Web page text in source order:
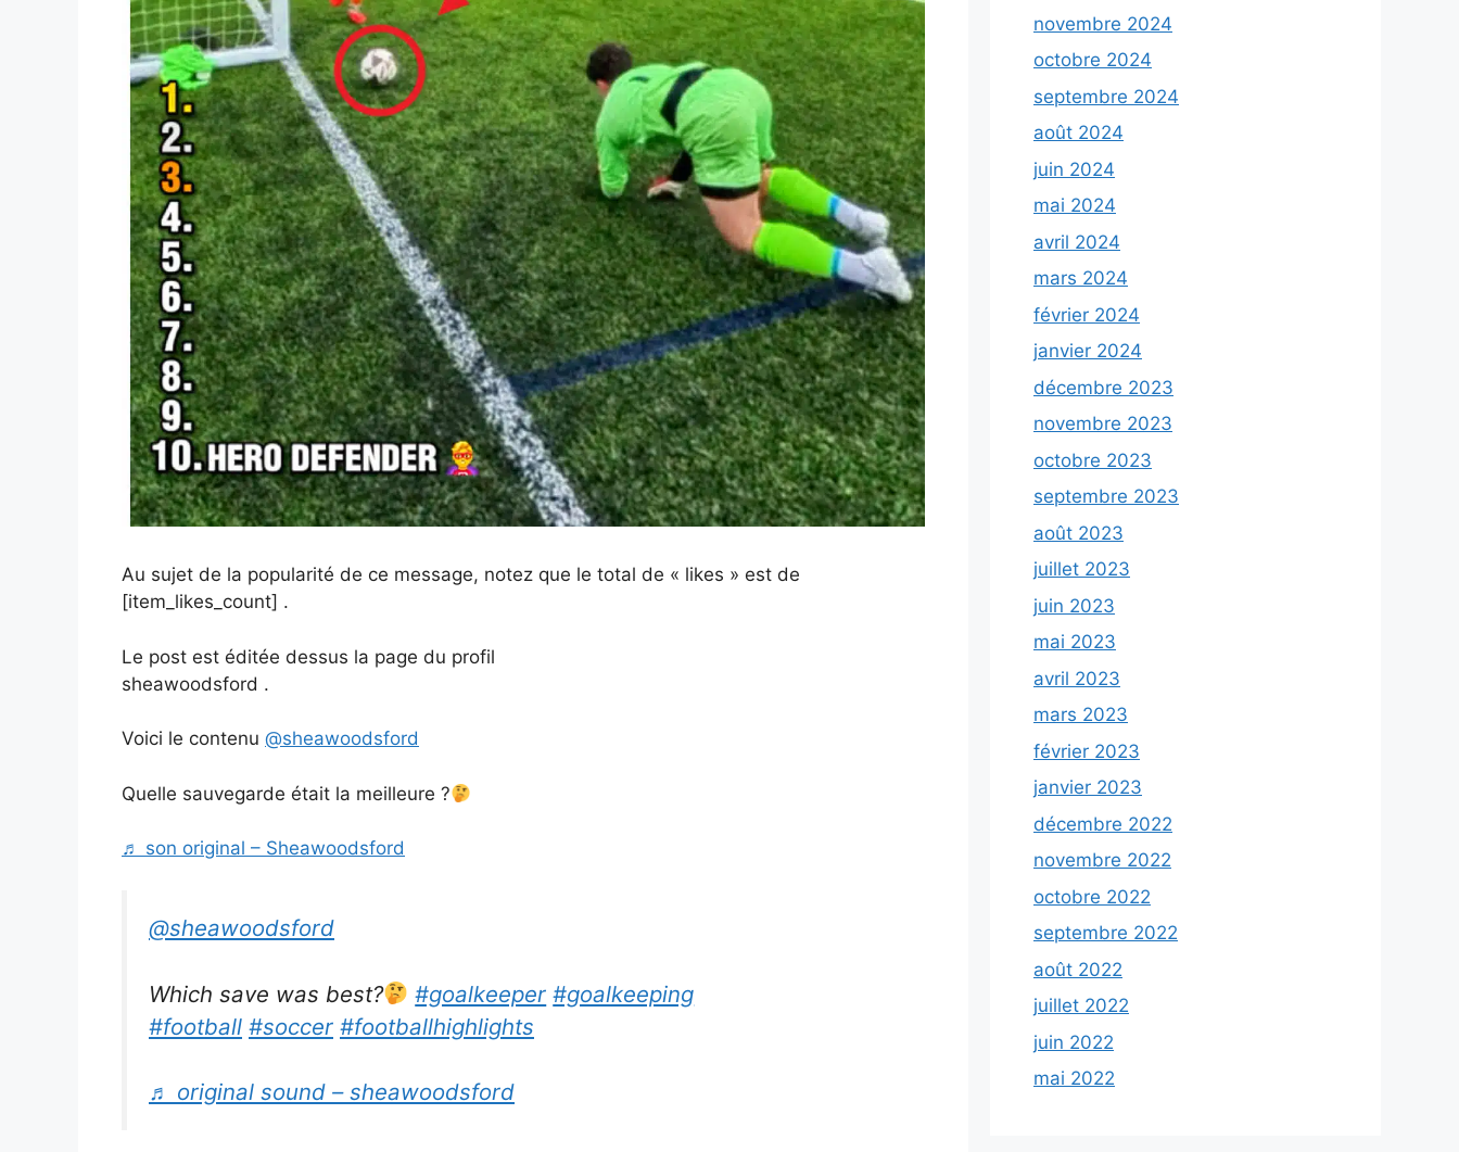
Au sujet de la popularité de ce message, notez que le total de « likes » est de
[item_likes_count] .
Le post est éditée dessus la page du profil
sheawoodsford .
Voici le contenu @sheawoodsford
Quelle sauvegarde était la meilleure ?
♬ son original – Sheawoodsford
@sheawoodsford
Which save was best? #goalkeeper #goalkeeping
#football #soccer #footballhighlights
♬ original sound – sheawoodsford
novembre 2024
octobre 2024
septembre 2024
août 2024
juin 2024
mai 2024
avril 2024
mars 2024
février 2024
janvier 2024
décembre 2023
novembre 2023
octobre 2023
septembre 2023
août 2023
juillet 2023
juin 2023
mai 2023
avril 2023
mars 2023
février 2023
janvier 2023
décembre 2022
novembre 2022
octobre 2022
septembre 2022
août 2022
juillet 2022
juin 2022
mai 2022